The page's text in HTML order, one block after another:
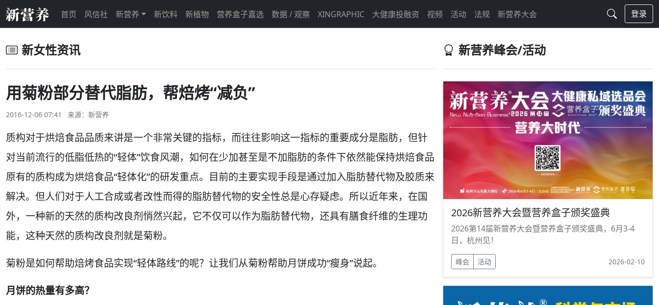
首页 风信社 新营养 新饮料 新植物 营养盒子嘉选 数据 / 观察 XINGRAPHIC 大健康投融资 视频 活动 法规 新营养大会 登录
新女性资讯
用菊粉部分替代脂肪，帮焙烤“减负”
2016-12-06 07:41 来源： 新营养
质构对于烘焙食品品质来讲是一个非常关键的指标，而往往影响这一指标的重要成分是脂肪，但针
对当前流行的低脂低热的“轻体”饮食风潮，如何在少加甚至是不加脂肪的条件下依然能保持烘焙食品
原有的质构成为烘焙食品“轻体化”的研发重点。目前的主要实现手段是通过加入脂肪替代物及胶质来
解决。但人们对于人工合成或者改性而得的脂肪替代物的安全性总是心存疑虑。所以近年来，在国
外，一种新的天然的质构改良剂悄然兴起，它不仅可以作为脂肪替代物，还具有膳食纤维的生理功
能，这种天然的质构改良剂就是菊粉。
菊粉是如何帮助焙烤食品实现“轻体路线”的呢？让我们从菊粉帮助月饼成功“瘦身”说起。
月饼的热量有多高？
新营养峰会/活动
2026新营养大会暨营养盒子颁奖盛典
2026第14届新营养大会暨营养盒子颁奖盛典，6月3-4
日，杭州见！
峰会 活动 2026-02-10